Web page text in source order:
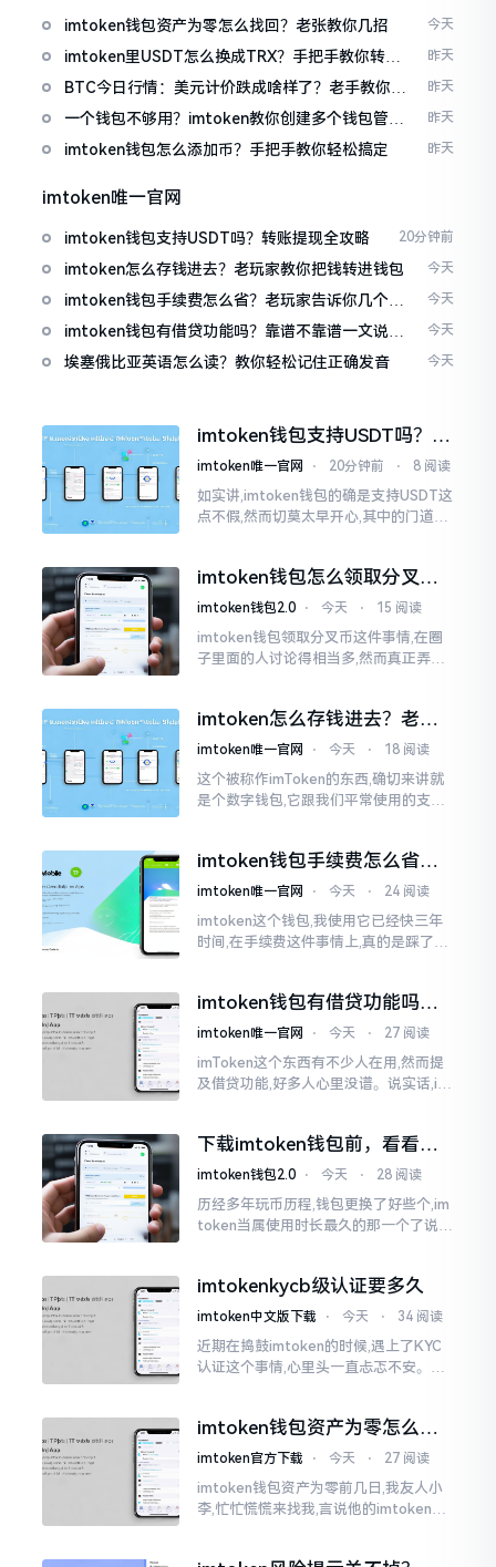
imtoken钱包资产为零怎么找回？老张教你几招 今天
imtoken里USDT怎么换成TRX？手把手教你转成
波场币
昨天
BTC今日行情：美元计价跌成啥样了？老手教你咋
昨天
一个钱包不够用？imtoken教你创建多个钱包管理
资产
昨天
imtoken钱包怎么添加币？手把手教你轻松搞定 昨天
imtoken唯一官网
imtoken钱包支持USDT吗？转账提现全攻略 20分钟前
imtoken怎么存钱进去？老玩家教你把钱转进钱包 今天
imtoken钱包手续费怎么省？老玩家告诉你几个实
在招
今天
imtoken钱包有借贷功能吗？靠谱不靠谱一文说清
楚
今天
埃塞俄比亚英语怎么读？教你轻松记住正确发音 今天
imtoken钱包支持USDT吗？转
账提现全攻略
imtoken唯一官网 ⋅ 20分钟前 ⋅ 8 阅读
如实讲,imtoken钱包的确是支持USDT这
点不假,然而切莫太早开心,其中的门道是
费高得主子心疼
imtoken钱包怎么领取分叉
币？老手教你避坑
imtoken钱包2.0 ⋅ 今天 ⋅ 15 阅读
imtoken钱包领取分叉币这件事情,在圈
子里面的人讨论得相当多,然而真正弄明
imtoken怎么存钱进去？老玩
家教你把钱转进钱包
imtoken唯一官网 ⋅ 今天 ⋅ 18 阅读
这个被称作imToken的东西,确切来讲就
是个数字钱包,它跟我们平常使用的支付
时候都会陷入困惑
imtoken钱包手续费怎么省？
老玩家告诉你几个实在招
imtoken唯一官网 ⋅ 今天 ⋅ 24 阅读
imtoken这个钱包,我使用它已经快三年
时间,在手续费这件事情上,真的是踩了好
imtoken钱包有借贷功能吗？
靠谱不靠谱一文说清楚
imtoken唯一官网 ⋅ 今天 ⋅ 27 阅读
imToken这个东西有不少人在用,然而提
及借贷功能,好多人心里没谱。说实话,im
议
下载imtoken钱包前，看看老
用户都咋说
imtoken钱包2.0 ⋅ 今天 ⋅ 28 阅读
历经多年玩币历程,钱包更换了好些个,im
token当属使用时长最久的那一个了说实
imtokenkycb级认证要多久
imtoken中文版下载 ⋅ 今天 ⋅ 34 阅读
近期在捣鼓imtoken的时候,遇上了KYC
认证这个事情,心里头一直忐忑不安。B
说的都不一样
imtoken钱包资产为零怎么找
回？老张教你几招
imtoken官方下载 ⋅ 今天 ⋅ 27 阅读
imtoken钱包资产为零前几日,我友人小
李,忙忙慌慌来找我,言说他的imtoken钱